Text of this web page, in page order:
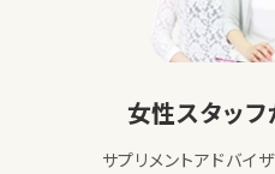
女性スタッ
サプリメントアドバイ